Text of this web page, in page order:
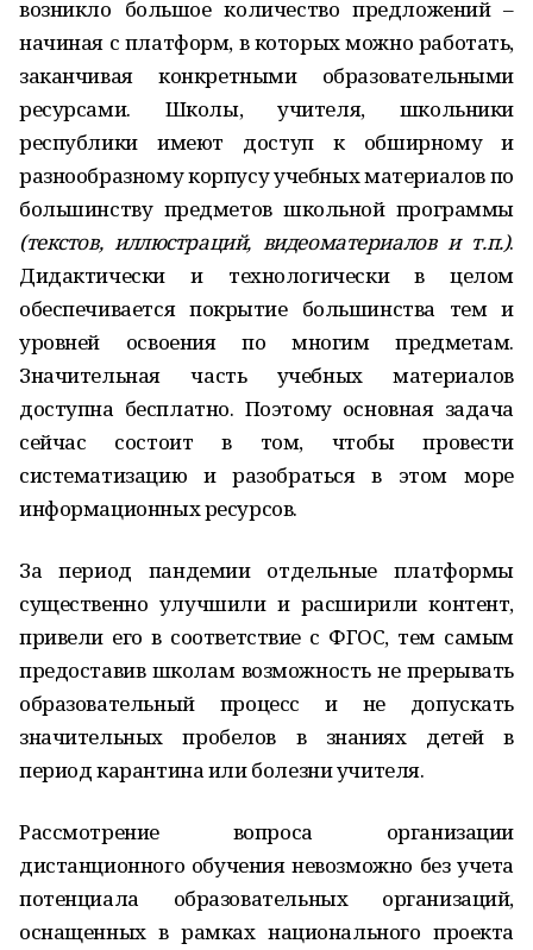
возникло большое количество предложений –
начиная с платформ, в которых можно работать,
заканчивая конкретными образовательными
ресурсами. Школы, учителя, школьники
республики имеют доступ к обширному и
разнообразному корпусу учебных материалов по
большинству предметов школьной программы
(текстов, иллюстраций, видеоматериалов и т.п.).
Дидактически и технологически в целом
обеспечивается покрытие большинства тем и
уровней освоения по многим предметам.
Значительная часть учебных материалов
доступна бесплатно. Поэтому основная задача
сейчас состоит в том, чтобы провести
систематизацию и разобраться в этом море
информационных ресурсов.
За период пандемии отдельные платформы
существенно улучшили и расширили контент,
привели его в соответствие с ФГОС, тем самым
предоставив школам возможность не прерывать
образовательный процесс и не допускать
значительных пробелов в знаниях детей в
период карантина или болезни учителя.
Рассмотрение вопроса организации
дистанционного обучения невозможно без учета
потенциала образовательных организаций,
оснащенных в рамках национального проекта